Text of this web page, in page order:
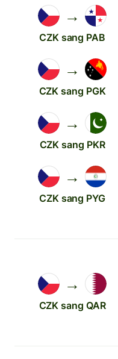
→
CZK sang PAB
→
CZK sang PGK
→
CZK sang PKR
→
CZK sang PYG
→
CZK sang QAR